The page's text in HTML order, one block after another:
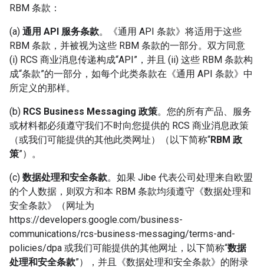
RBM 条款：
(a) 通用 API 服务条款。《通用 API 条款》将适用于这些
RBM 条款，并被视为这些 RBM 条款的一部分。双方同意
(i) RCS 商业消息传递构成“API”，并且 (ii) 这些 RBM 条款构
成“条款”的一部分，如每个此类条款在《通用 API 条款》中
所定义的那样。
(b) RCS Business Messaging 政策。您的所有产品、服务
或材料都必须遵守我们不时向您提供的 RCS 商业消息政策
（或我们可能提供的其他此类网址）（以下简称“RBM 政
策”）。
(c) 数据处理和安全条款。如果 Jibe 代表公司处理来自欧盟
的个人数据，则双方和本 RBM 条款均须遵守《数据处理和
安全条款》（网址为
https://developers.google.com/business-
communications/rcs-business-messaging/terms-and-
policies/dpa 或我们可能提供的其他网址，以下简称“数据
处理和安全条款”），并且《数据处理和安全条款》的附录